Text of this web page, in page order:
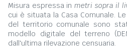
Misura espressa in metri sopra il
cui è situata la Casa Comunale.
del territorio comunale sono
modello digitale del terreno
dall'ultima rilevazione censuaria.